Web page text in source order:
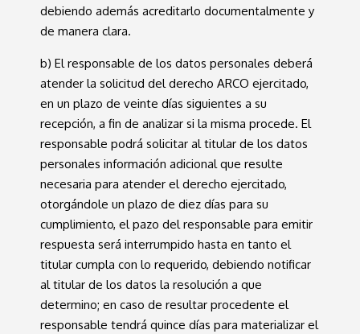
debiendo además acreditarlo documentalmente y
de manera clara.
b) El responsable de los datos personales deberá
atender la solicitud del derecho ARCO ejercitado,
en un plazo de veinte días siguientes a su
recepción, a fin de analizar si la misma procede. El
responsable podrá solicitar al titular de los datos
personales información adicional que resulte
necesaria para atender el derecho ejercitado,
otorgándole un plazo de diez días para su
cumplimiento, el pazo del responsable para emitir
respuesta será interrumpido hasta en tanto el
titular cumpla con lo requerido, debiendo notificar
al titular de los datos la resolución a que
determino; en caso de resultar procedente el
responsable tendrá quince días para materializar el